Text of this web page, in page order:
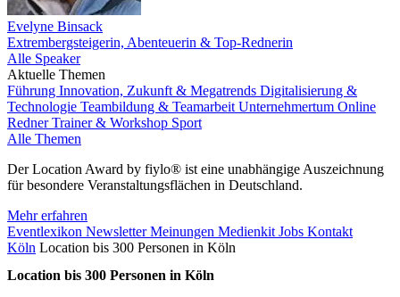
Evelyne Binsack
Extrembergsteigerin, Abenteuerin & Top-Rednerin
Alle Speaker
Aktuelle Themen
Führung Innovation, Zukunft & Megatrends Digitalisierung &
Technologie Teambildung & Teamarbeit Unternehmertum Online
RednerTrainer & Workshop Sport
Alle Themen
Der Location Award by fiylo® ist eine unabhängige Auszeichnung
für besondere Veranstaltungsflächen in Deutschland.
Mehr erfahren
Eventlexikon NewsletterMeinungen Medienkit Jobs Kontakt
Köln Location bis 300 Personen in Köln
Location bis 300 Personen in Köln